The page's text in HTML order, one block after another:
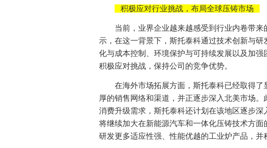
积极应对行业挑战，布局全球压铸市场
当前，业界企业越来越感受到行业内卷带来
示，在这一背景下，斯托泰科通过技术创新与
化与成本控制、环境保护与可持续发展以及加强
积极应对挑战，保持公司的竞争优势。
在海外市场拓展方面，斯托泰科已经取得
厚的销售网络和渠道，并正逐步深入北美市场
消费升级需求，斯托泰科还计划在该地区逐步
将继续加大在新能源汽车和一体化压铸技术方
研发更多适应性强、性能优越的工业炉产品，并